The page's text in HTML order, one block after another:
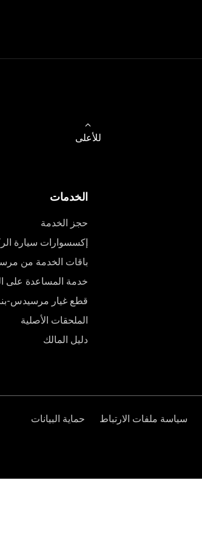
للأعلى
الخدمات
حجز الخدمة
إكسسوارات سيارة
باقات الخدمة من
خدمة المساعدة على
قطع غيار مرسيدس-
الملحقات الأصلية
دليل المالك
سياسة ملفات الارتباط حماية البيانات